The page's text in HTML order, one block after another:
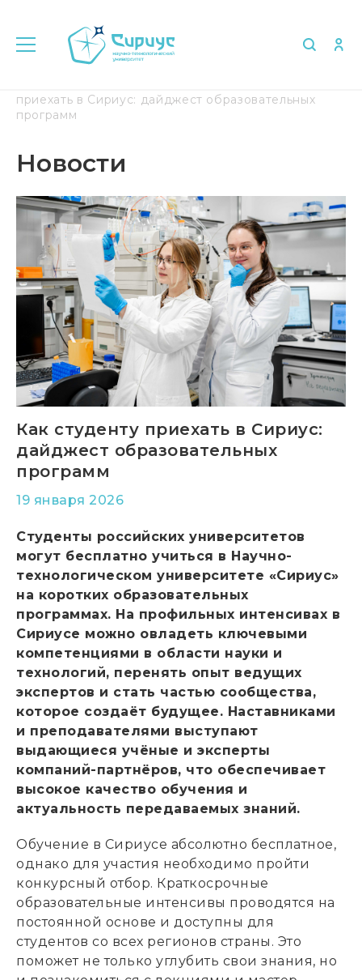
приехать в Сириус: дайджест образовательных
программ
Новости
Как студенту приехать в Сириус:
дайджест образовательных
программ
19 января 2026
Студенты российских университетов
могут бесплатно учиться в Научно-
технологическом университете «Сириус»
на коротких образовательных
программах. На профильных интенсивах в
Сириусе можно овладеть ключевыми
компетенциями в области науки и
технологий, перенять опыт ведущих
экспертов и стать частью сообщества,
которое создаёт будущее. Наставниками
и преподавателями выступают
выдающиеся учёные и эксперты
компаний-партнёров, что обеспечивает
высокое качество обучения и
актуальность передаваемых знаний.
Обучение в Сириусе абсолютно бесплатное,
однако для участия необходимо пройти
конкурсный отбор. Краткосрочные
образовательные интенсивы проводятся на
постоянной основе и доступны для
студентов со всех регионов страны. Это
поможет не только углубить свои знания, но